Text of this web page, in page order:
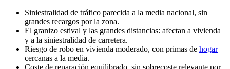
Siniestralidad de tráfico parecida a la media nacional, sin
grandes recargos por la zona.
El granizo estival y las grandes distancias: afectan a vivienda
y a la siniestralidad de carretera.
Riesgo de robo en vivienda moderado, con primas de hogar
cercanas a la media.
Coste de reparación equilibrado, sin sobrecoste relevante por